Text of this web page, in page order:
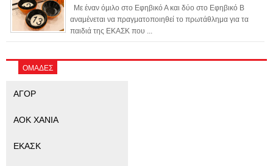
Με έναν όμιλο στο Εφηβικό Α και δύο στο Εφηβικό Β
αναμένεται να πραγματοποιηθεί το πρωτάθλημα για τα
παιδιά της ΕΚΑΣΚ που ...
ΟΜΑΔΕΣ
ΑΓΟΡ
ΑΟΚ ΧΑΝΙΑ
ΕΚΑΣΚ